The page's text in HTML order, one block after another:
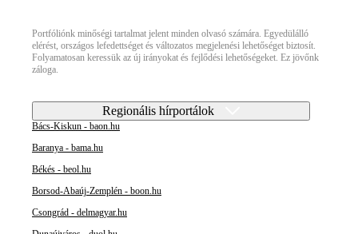
Portfóliónk minőségi tartalmat jelent minden olvasó számára. Egyedülálló
elérést, országos lefedettséget és változatos megjelenési lehetőséget biztosít.
Folyamatosan keressük az új irányokat és fejlődési lehetőségeket. Ez jövőnk
záloga.
Regionális hírportálok
Bács-Kiskun - baon.hu
Baranya - bama.hu
Békés - beol.hu
Borsod-Abaúj-Zemplén - boon.hu
Csongrád - delmagyar.hu